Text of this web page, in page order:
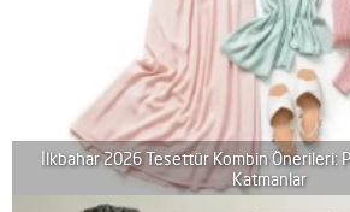
İlkbahar 2026 Tesettür Kombin Önerileri:
Katmanlar